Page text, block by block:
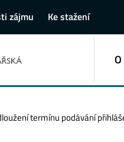
zájmu Ke stažení
termínu podávání